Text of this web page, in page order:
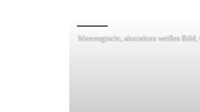
Meeresgischt, abstraktes weißes